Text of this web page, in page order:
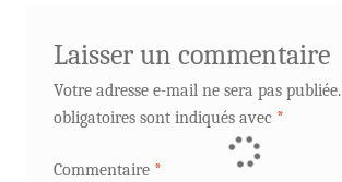
Laisser un commentaire
Votre adresse e-mail ne sera pas publiée.
obligatoires sont indiqués avec *
Commentaire *